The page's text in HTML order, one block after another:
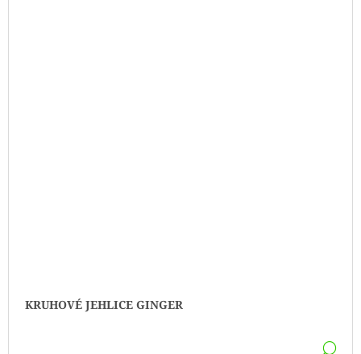
KRUHOVÉ JEHLICE GINGER